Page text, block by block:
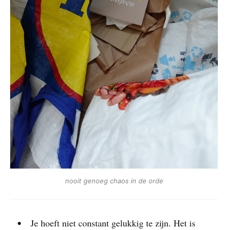
nooit genoeg chaos in de orde
Je hoeft niet constant gelukkig te zijn. Het is